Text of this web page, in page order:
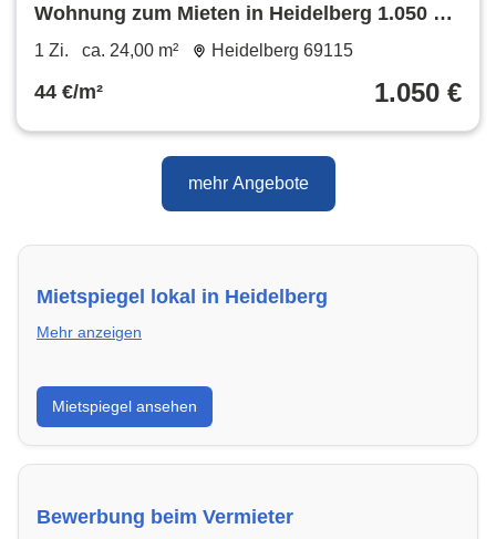
Wohnung zum Mieten in Heidelberg 1.050 €
24 m²
1 Zi. ca. 24,00 m² Heidelberg 69115
44 €/m² 1.050 €
mehr Angebote
Mietspiegel lokal in Heidelberg
Mehr anzeigen
Erhalte einen Überblick über die aktuellen Mietpreise
regional in Heidelberg. So weißt du genau, welche
Miete fair ist und wo sich ein Vergleich lohnt.
Mietspiegel ansehen
Bewerbung beim Vermieter